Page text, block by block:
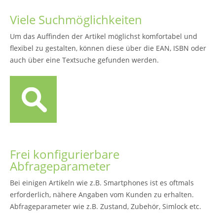
Viele Suchmöglichkeiten
Um das Auffinden der Artikel möglichst komfortabel und
flexibel zu gestalten, können diese über die EAN, ISBN oder
auch über eine Textsuche gefunden werden.
Frei konfigurierbare
Abfrageparameter
Bei einigen Artikeln wie z.B. Smartphones ist es oftmals
erforderlich, nähere Angaben vom Kunden zu erhalten.
Abfrageparameter wie z.B. Zustand, Zubehör, Simlock etc.